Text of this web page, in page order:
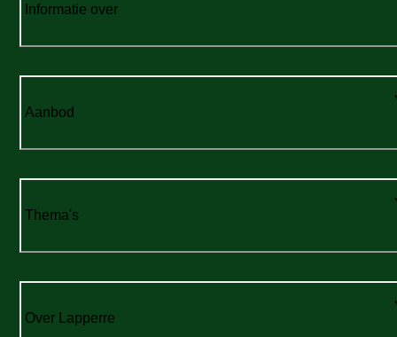
Informatie over
Aanbod
Thema's
Over Lapperre